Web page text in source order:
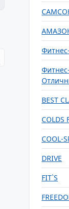
BEST
COLDS
COOL-
DRIVE
FIT`S